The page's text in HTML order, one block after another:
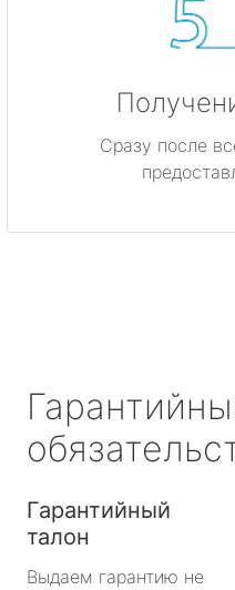
Сразу после
Гарантийный
талон
Выдаем гарантию не